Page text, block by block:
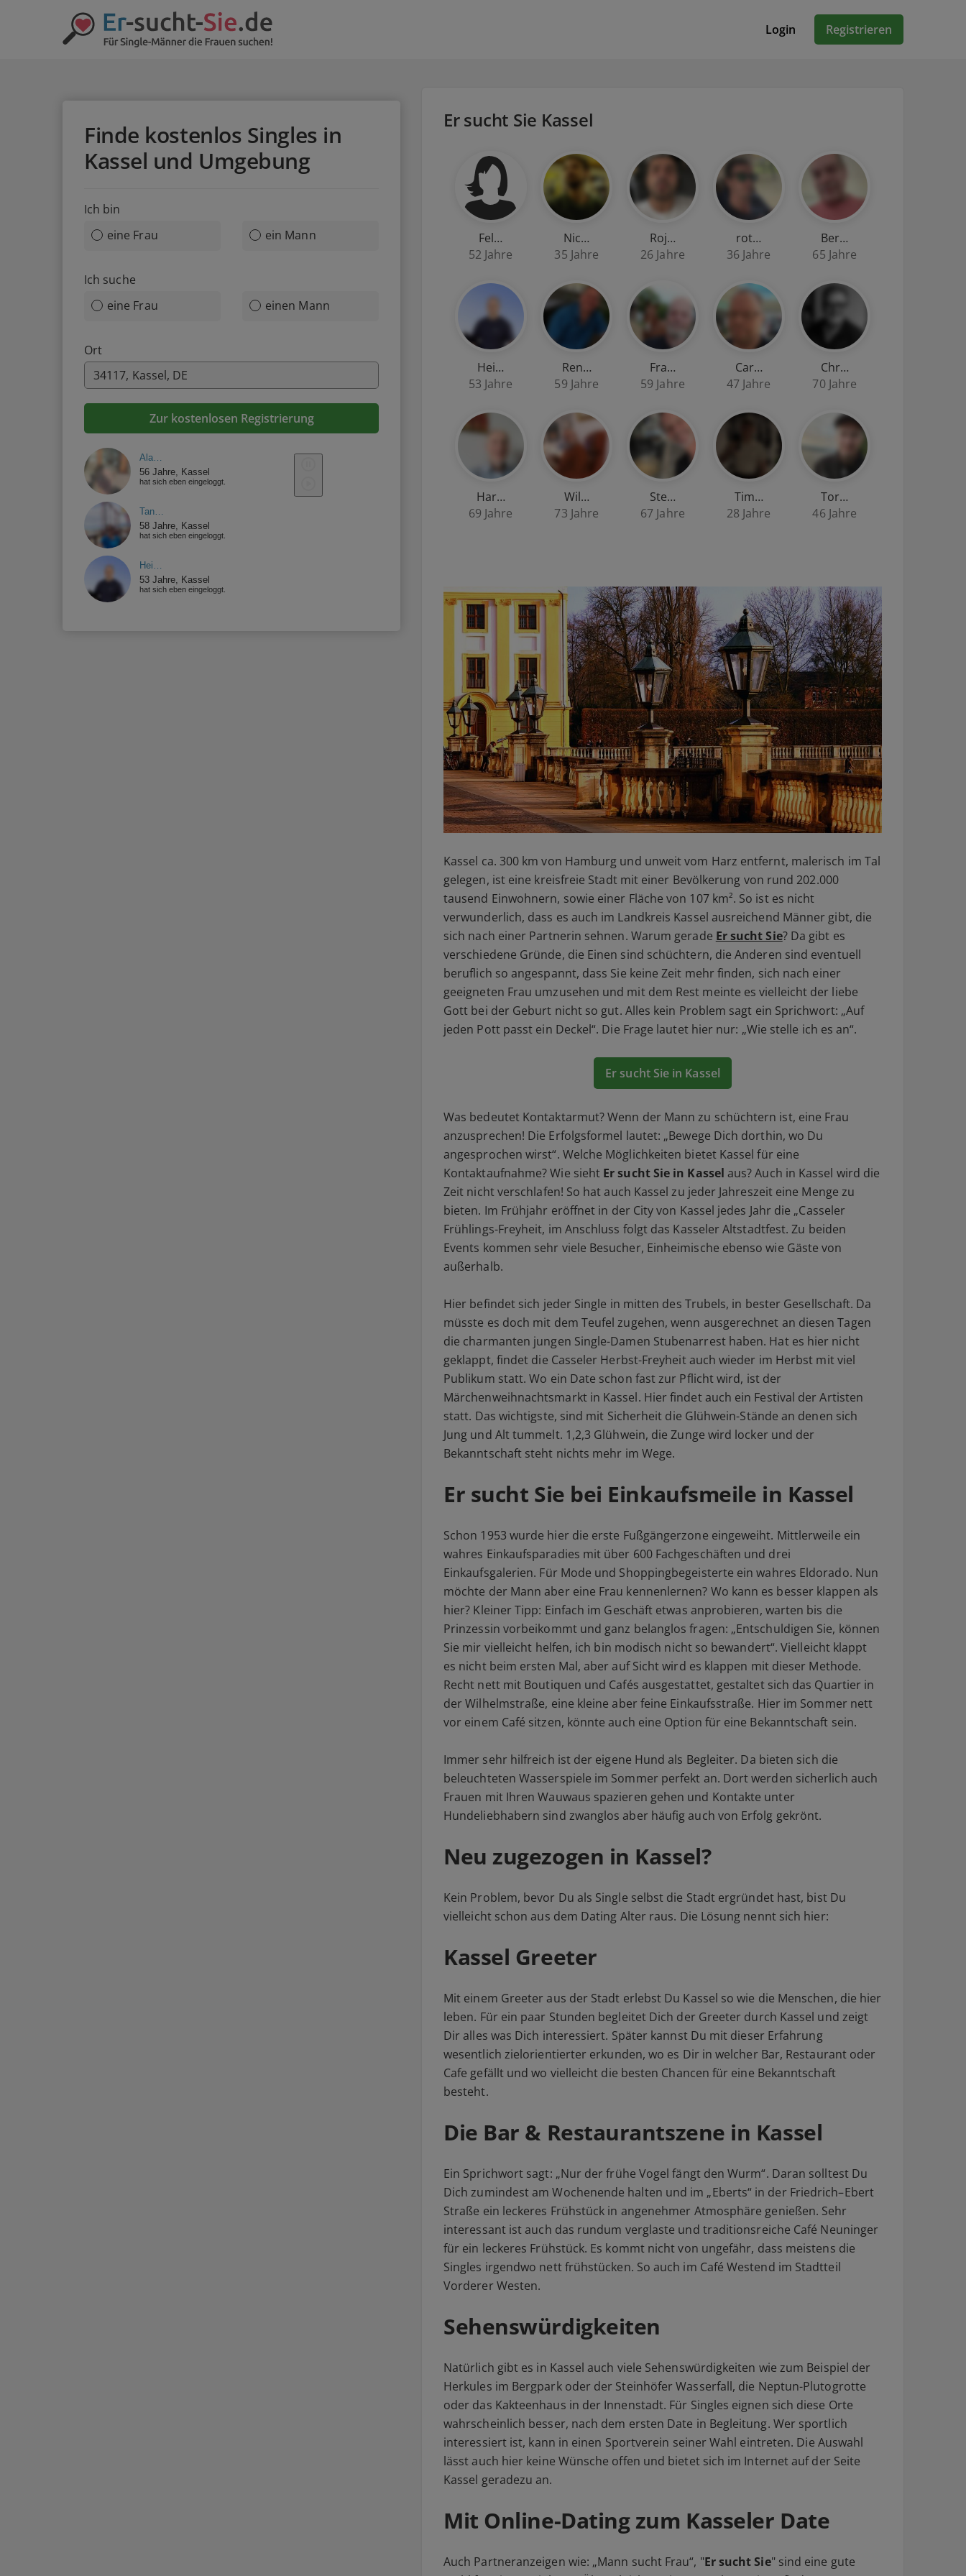
Login Registrieren
Finde kostenlos Singles in
Kassel und Umgebung
Ich bin
eine Frau
ein Mann
Ich suche
eine Frau
einen Mann
Ort
Zur kostenlosen Registrierung
Er sucht Sie Kassel
Fel…
52 Jahre
Nic…
35 Jahre
Roj…
26 Jahre
rot…
36 Jahre
Ber…
65 Jahre
Hei…
53 Jahre
Ren…
59 Jahre
Fra…
59 Jahre
Car…
47 Jahre
Chr…
70 Jahre
Har…
69 Jahre
Wil…
73 Jahre
Ste…
67 Jahre
Tim…
28 Jahre
Tor…
46 Jahre
Kassel ca. 300 km von Hamburg und unweit vom Harz entfernt, malerisch im Tal
gelegen, ist eine kreisfreie Stadt mit einer Bevölkerung von rund 202.000
tausend Einwohnern, sowie einer Fläche von 107 km². So ist es nicht
verwunderlich, dass es auch im Landkreis Kassel ausreichend Männer gibt, die
sich nach einer Partnerin sehnen. Warum gerade Er sucht Sie? Da gibt es
verschiedene Gründe, die Einen sind schüchtern, die Anderen sind eventuell
beruflich so angespannt, dass Sie keine Zeit mehr finden, sich nach einer
geeigneten Frau umzusehen und mit dem Rest meinte es vielleicht der liebe
Gott bei der Geburt nicht so gut. Alles kein Problem sagt ein Sprichwort: „Auf
jeden Pott passt ein Deckel“. Die Frage lautet hier nur: „Wie stelle ich es an“.
Er sucht Sie in Kassel
Was bedeutet Kontaktarmut? Wenn der Mann zu schüchtern ist, eine Frau
anzusprechen! Die Erfolgsformel lautet: „Bewege Dich dorthin, wo Du
angesprochen wirst“. Welche Möglichkeiten bietet Kassel für eine
Kontaktaufnahme? Wie sieht Er sucht Sie in Kassel aus? Auch in Kassel wird die
Zeit nicht verschlafen! So hat auch Kassel zu jeder Jahreszeit eine Menge zu
bieten. Im Frühjahr eröffnet in der City von Kassel jedes Jahr die „Casseler
Frühlings-Freyheit, im Anschluss folgt das Kasseler Altstadtfest. Zu beiden
Events kommen sehr viele Besucher, Einheimische ebenso wie Gäste von
außerhalb.
Hier befindet sich jeder Single in mitten des Trubels, in bester Gesellschaft. Da
müsste es doch mit dem Teufel zugehen, wenn ausgerechnet an diesen Tagen
die charmanten jungen Single-Damen Stubenarrest haben. Hat es hier nicht
geklappt, findet die Casseler Herbst-Freyheit auch wieder im Herbst mit viel
Publikum statt. Wo ein Date schon fast zur Pflicht wird, ist der
Märchenweihnachtsmarkt in Kassel. Hier findet auch ein Festival der Artisten
statt. Das wichtigste, sind mit Sicherheit die Glühwein-Stände an denen sich
Jung und Alt tummelt. 1,2,3 Glühwein, die Zunge wird locker und der
Bekanntschaft steht nichts mehr im Wege.
Er sucht Sie bei Einkaufsmeile in Kassel
Schon 1953 wurde hier die erste Fußgängerzone eingeweiht. Mittlerweile ein
wahres Einkaufsparadies mit über 600 Fachgeschäften und drei
Einkaufsgalerien. Für Mode und Shoppingbegeisterte ein wahres Eldorado. Nun
möchte der Mann aber eine Frau kennenlernen? Wo kann es besser klappen als
hier? Kleiner Tipp: Einfach im Geschäft etwas anprobieren, warten bis die
Prinzessin vorbeikommt und ganz belanglos fragen: „Entschuldigen Sie, können
Sie mir vielleicht helfen, ich bin modisch nicht so bewandert“. Vielleicht klappt
es nicht beim ersten Mal, aber auf Sicht wird es klappen mit dieser Methode.
Recht nett mit Boutiquen und Cafés ausgestattet, gestaltet sich das Quartier in
der Wilhelmstraße, eine kleine aber feine Einkaufsstraße. Hier im Sommer nett
vor einem Café sitzen, könnte auch eine Option für eine Bekanntschaft sein.
Immer sehr hilfreich ist der eigene Hund als Begleiter. Da bieten sich die
beleuchteten Wasserspiele im Sommer perfekt an. Dort werden sicherlich auch
Frauen mit Ihren Wauwaus spazieren gehen und Kontakte unter
Hundeliebhabern sind zwanglos aber häufig auch von Erfolg gekrönt.
Neu zugezogen in Kassel?
Kein Problem, bevor Du als Single selbst die Stadt ergründet hast, bist Du
vielleicht schon aus dem Dating Alter raus. Die Lösung nennt sich hier:
Kassel Greeter
Mit einem Greeter aus der Stadt erlebst Du Kassel so wie die Menschen, die hier
leben. Für ein paar Stunden begleitet Dich der Greeter durch Kassel und zeigt
Dir alles was Dich interessiert. Später kannst Du mit dieser Erfahrung
wesentlich zielorientierter erkunden, wo es Dir in welcher Bar, Restaurant oder
Cafe gefällt und wo vielleicht die besten Chancen für eine Bekanntschaft
besteht.
Die Bar & Restaurantszene in Kassel
Ein Sprichwort sagt: „Nur der frühe Vogel fängt den Wurm“. Daran solltest Du
Dich zumindest am Wochenende halten und im „Eberts“ in der Friedrich–Ebert
Straße ein leckeres Frühstück in angenehmer Atmosphäre genießen. Sehr
interessant ist auch das rundum verglaste und traditionsreiche Café Neuninger
für ein leckeres Frühstück. Es kommt nicht von ungefähr, dass meistens die
Singles irgendwo nett frühstücken. So auch im Café Westend im Stadtteil
Vorderer Westen.
Sehenswürdigkeiten
Natürlich gibt es in Kassel auch viele Sehenswürdigkeiten wie zum Beispiel der
Herkules im Bergpark oder der Steinhöfer Wasserfall, die Neptun-Plutogrotte
oder das Kakteenhaus in der Innenstadt. Für Singles eignen sich diese Orte
wahrscheinlich besser, nach dem ersten Date in Begleitung. Wer sportlich
interessiert ist, kann in einen Sportverein seiner Wahl eintreten. Die Auswahl
lässt auch hier keine Wünsche offen und bietet sich im Internet auf der Seite
Kassel geradezu an.
Mit Online-Dating zum Kasseler Date
Auch Partneranzeigen wie: „Mann sucht Frau“, "Er sucht Sie" sind eine gute